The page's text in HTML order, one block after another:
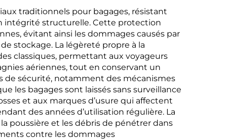
traditionnels pour bagages, résistant
intégrité structurelle. Cette protection
évitant ainsi les dommages causés par
stockage. La légèreté propre à la
classiques, permettant aux voyageurs
aériennes, tout en conservant un
de sécurité, notamment des mécanismes
les bagages sont laissés sans surveillance
et aux marques d’usure qui affectent
des années d’utilisation régulière. La
poussière et les débris de pénétrer dans
contre les dommages